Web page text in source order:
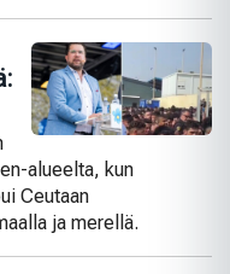
alueelta, kun
Ceutaan
ja merellä.